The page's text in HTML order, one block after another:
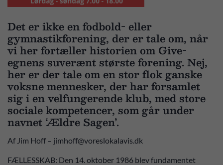
Det er ikke en fodbold- eller
gymnastikforening, der er tale om, når
vi her fortæller historien om Give-
egnens suverænt største forening. Nej,
her er der tale om en stor flok ganske
voksne mennesker, der har forsamlet
sig i en velfungerende klub, med store
sociale kompetencer, som går under
navnet ‘Ældre Sagen’.
Af Jim Hoff – jimhoff@voreslokalavis.dk
FÆLLESSKAB: Den 14. oktober 1986 blev fundamentet